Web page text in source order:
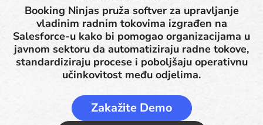
Booking Ninjas pruža softver za upravljanje
vladinim radnim tokovima izgrađen na
Salesforce-u kako bi pomogao organizacijama u
javnom sektoru da automatiziraju radne tokove,
standardiziraju procese i poboljšaju operativnu
učinkovitost među odjelima.
Zakažite Demo